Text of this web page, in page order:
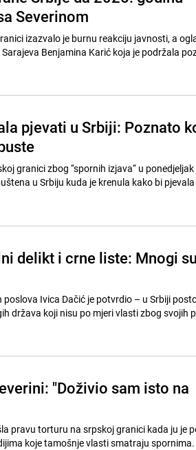
Severinom
izazvalo je burnu reakciju javnosti, a
Benjamina Karić koja je podržala
pjevati u Srbiji: Poznato
granici zbog ‘‘spornih izjava‘‘ u ponedjeljak
u Srbiju kuda je krenula kako bi
delikt i crne liste: Mnogi su
Ivica Dačić je potvrdio – u Srbiji
država koji nisu po mjeri vlasti zbog svojih
"Doživio sam isto na
pravu torturu na srpskoj granici kada ju je
koje tamošnje vlasti smatraju spornima.